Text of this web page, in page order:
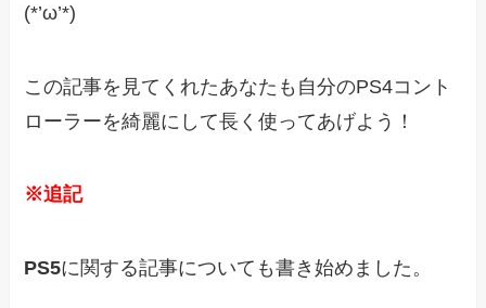
(*’ω’*)
この記事を見てくれたあなたも自分のPS4コント
ローラーを綺麗にして長く使ってあげよう！
※追記
PS5に関する記事についても書き始めました。